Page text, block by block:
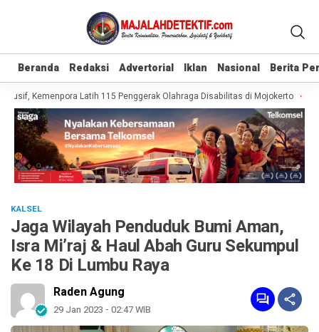
Beranda Redaksi Advertorial Iklan Nasional Berita
Beranda Redaksi Advertorial Iklan Nasional Berita
Kemenpora Latih 115 Penggerak Olahraga Disabilitas di Mojokerto
KALSEL
Jaga Wilayah Penduduk Bumi Aman,
Isra Mi’raj & Haul Abah Guru Sekumpul
Ke 18 Di Lumbu Raya
Raden Agung
29 Jan 2023 - 02:47 WIB